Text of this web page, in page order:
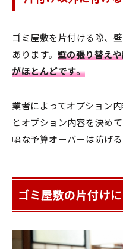
ゴミ屋敷を片付ける際、
あります。 壁の張り替え
がほとんどです。
業者によってオプション
とオプション内容を決め
幅な予算オーバーは防げる
ゴミ屋敷の片付け